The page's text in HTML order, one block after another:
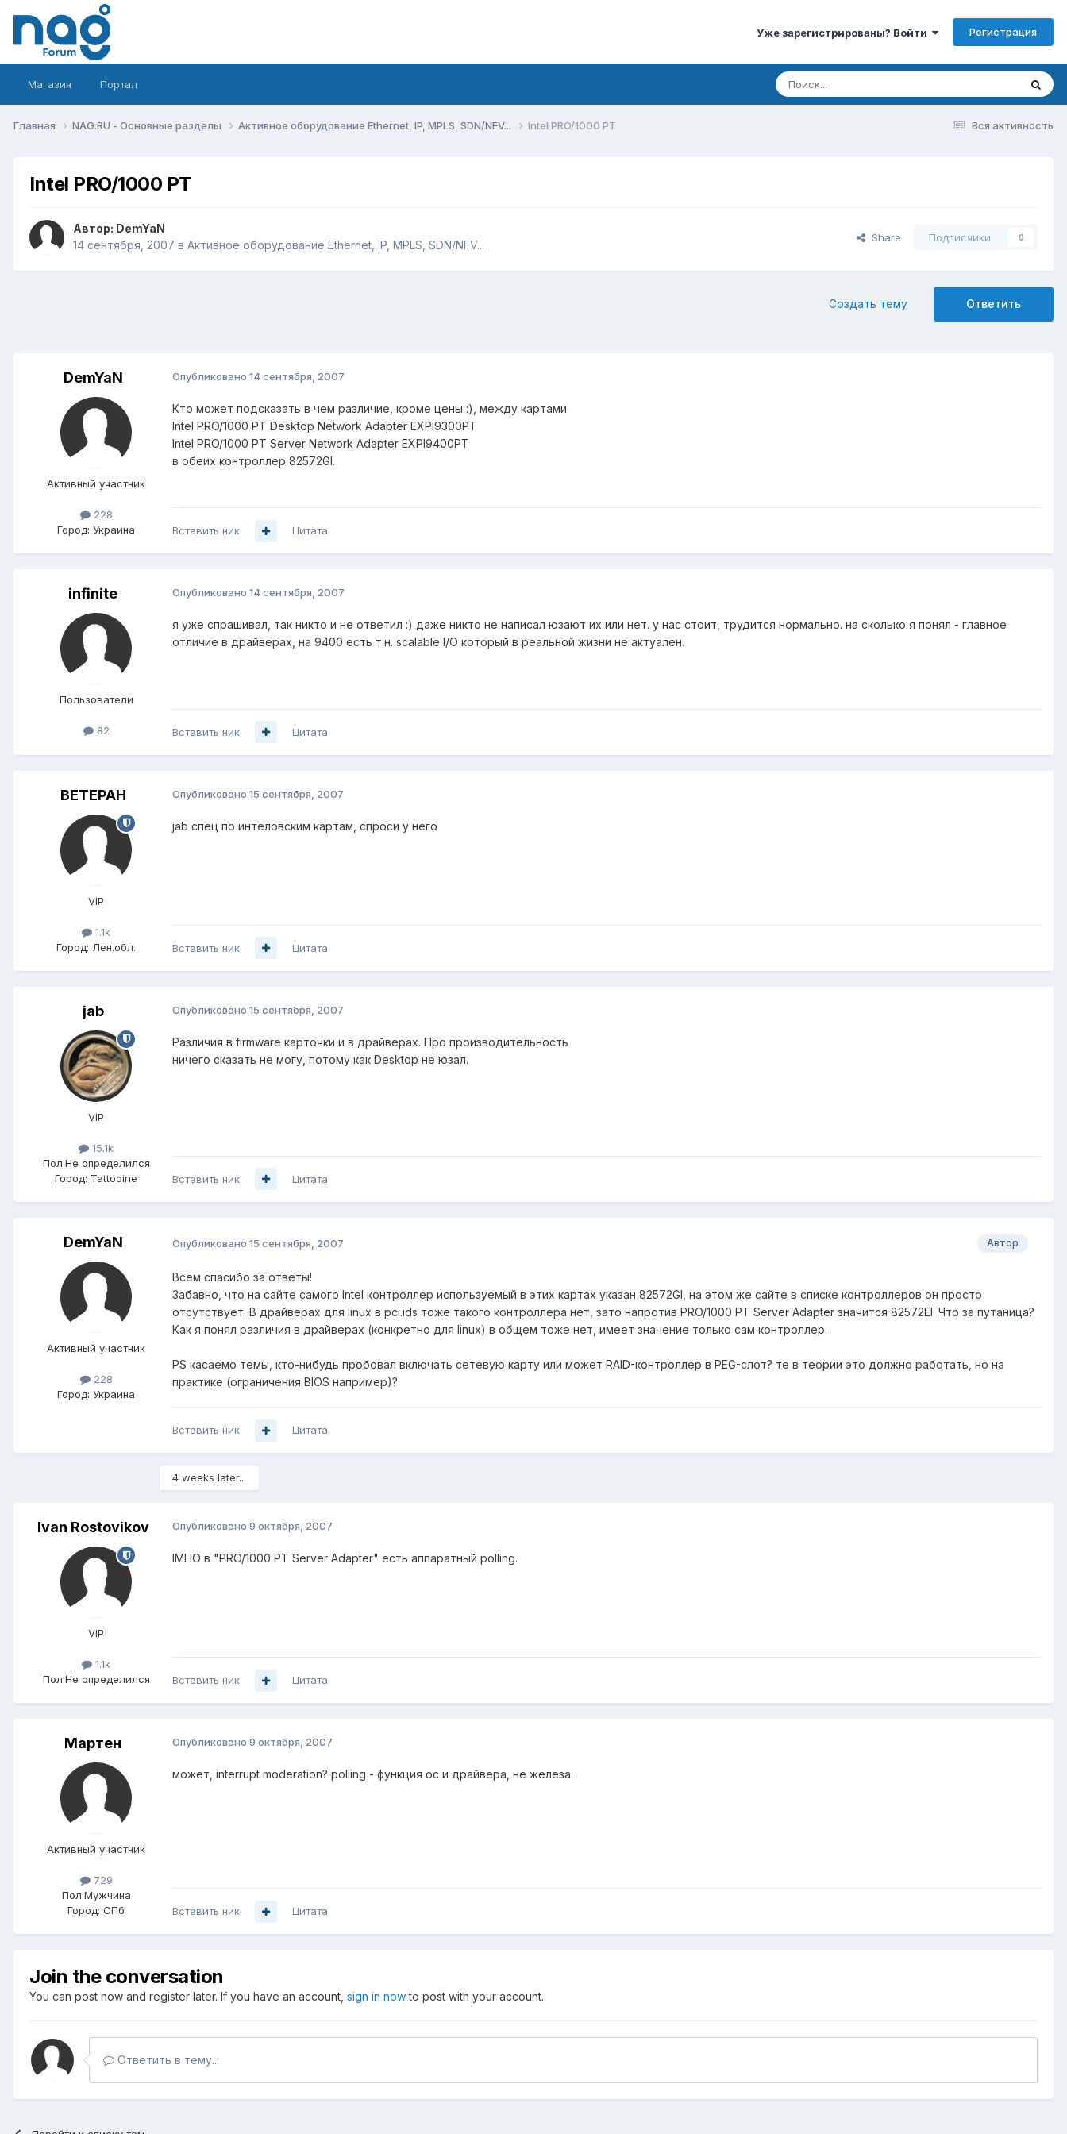
Уже зарегистрированы? Войти Регистрация
Магазин Портал
Вся активность
Главная NAG.RU - Основные разделы Активное оборудование Ethernet, IP, MPLS, SDN/NFV... Intel PRO/1000 PT
Intel PRO/1000 PT
Автор: DemYaN
14 сентября, 2007 в Активное оборудование Ethernet, IP, MPLS, SDN/NFV...
Share Подписчики 0
Ответить
Создать тему
DemYaN
Активный участник
228
Город: Украина
Опубликовано 14 сентября, 2007
Кто может подсказать в чем различие, кроме цены :), между картами
Intel PRO/1000 PT Desktop Network Adapter EXPI9300PT
Intel PRO/1000 PT Server Network Adapter EXPI9400PT
в обеих контроллер 82572GI.
Вставить ник Цитата
infinite
Пользователи
82
Опубликовано 14 сентября, 2007
я уже спрашивал, так никто и не ответил :) даже никто не написал юзают их или нет. у нас стоит, трудится нормально. на сколько я понял - главное
отличие в драйверах, на 9400 есть т.н. scalable I/O который в реальной жизни не актуален.
Вставить ник Цитата
BETEPAH
VIP
1.1k
Город: Лен.обл.
Опубликовано 15 сентября, 2007
jab спец по интеловским картам, спроси у него
Вставить ник Цитата
jab
VIP
15.1k
Пол:Не определился
Город: Tattooine
Опубликовано 15 сентября, 2007
Различия в firmware карточки и в драйверах. Про производительность
ничего сказать не могу, потому как Desktop не юзал.
Вставить ник Цитата
DemYaN
Активный участник
228
Город: Украина
Автор
Опубликовано 15 сентября, 2007
Всем спасибо за ответы!
Забавно, что на сайте самого Intel контроллер используемый в этих картах указан 82572GI, на этом же сайте в списке контроллеров он просто
отсутствует. В драйверах для linux в pci.ids тоже такого контроллера нет, зато напротив PRO/1000 PT Server Adapter значится 82572EI. Что за путаница?
Как я понял различия в драйверах (конкретно для linux) в общем тоже нет, имеет значение только сам контроллер.
PS касаемо темы, кто-нибудь пробовал включать сетевую карту или может RAID-контроллер в PEG-слот? те в теории это должно работать, но на
практике (ограничения BIOS например)?
Вставить ник Цитата
4 weeks later...
Ivan Rostovikov
VIP
1.1k
Пол:Не определился
Опубликовано 9 октября, 2007
IMHO в "PRO/1000 PT Server Adapter" есть аппаратный polling.
Вставить ник Цитата
Мартен
Активный участник
729
Пол:Мужчина
Город: СПб
Опубликовано 9 октября, 2007
может, interrupt moderation? polling - функция ос и драйвера, не железа.
Вставить ник Цитата
Join the conversation
You can post now and register later. If you have an account, sign in nowto post with your account.
Ответить в тему...